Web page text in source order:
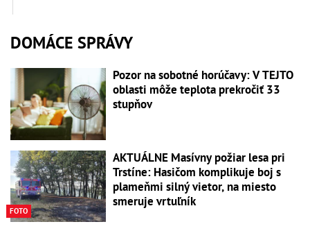
DOMÁCE SPRÁVY
Pozor na sobotné horúčavy: V TEJTO
oblasti môže teplota prekročiť 33
stupňov
FOTO
AKTUÁLNE Masívny požiar lesa pri
Trstíne: Hasičom komplikuje boj s
plameňmi silný vietor, na miesto
smeruje vrtuľník